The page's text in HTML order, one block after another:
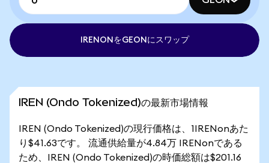
IRENONをGEONにスワップ
IREN (Ondo Tokenized)の最新市場情報
IREN (Ondo Tokenized)の現行価格は、1IRENonあた
り$41.63です。 流通供給量が4.84万 IRENonである
ため、IREN (Ondo Tokenized)の時価総額は$201.16